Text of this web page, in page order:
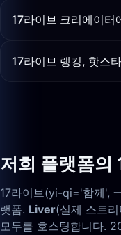
17라이브 크리에이터
17라이브 랭킹, 핫스
저희 플랫폼의
17라이브(yi-qi='함께',
랫폼. Liver(실제 스트
모두를 호스팅합니다.